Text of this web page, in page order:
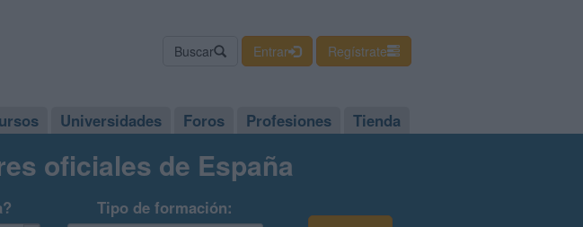
Buscar Entrar Regístrate
Universidades Foros Profesiones Tienda
oficiales de España
Tipo de formación: